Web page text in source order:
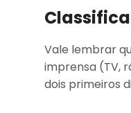
Vale lembrar
imprensa (TV,
dois primeiros